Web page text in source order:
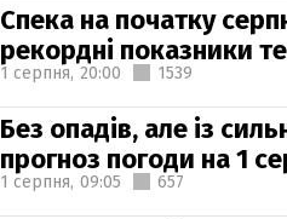
Спека на початку
рекордні показники
1 серпня, 20:00 1539
Без опадів, але із
прогноз погоди на 1
1 серпня, 09:05 657